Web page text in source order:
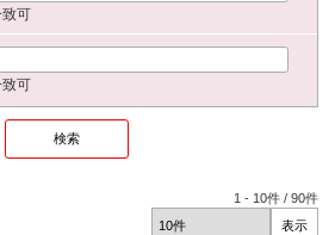
可
可
1 - 10件 /90件